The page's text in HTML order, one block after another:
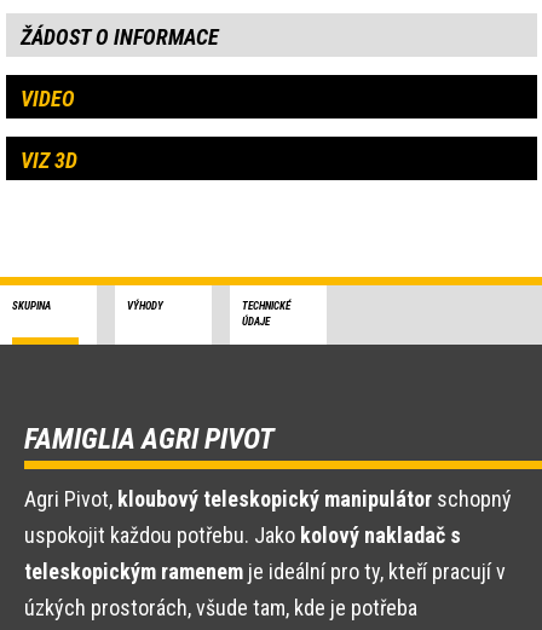
ŽÁDOST O INFORMACE
VIDEO
VIZ 3D
SKUPINA VÝHODY
TECHNICKÉ
ÚDAJE
FAMIGLIA AGRI PIVOT
Agri Pivot, kloubový teleskopický manipulátor schopný
uspokojit každou potřebu. Jako kolový nakladač s
teleskopickým ramenem je ideální pro ty, kteří pracují v
úzkých prostorách, všude tam, kde je potřeba